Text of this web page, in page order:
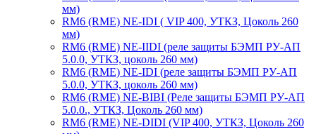
мм)
RM6 (RME) NE-IDI ( VIP 400, УТКЗ, Цоколь 260
мм)
RM6 (RME) NE-IIDI (реле защиты БЭМП РУ-АП
5.0.0, УТКЗ, цоколь 260 мм)
RM6 (RME) NE-IDI (реле защиты БЭМП РУ-АП
5.0.0, УТКЗ, цоколь 260 мм)
RM6 (RME) NE-BIBI (Реле защиты БЭМП РУ-АП
5.0.0., УТКЗ, Цоколь 260 мм)
RM6 (RME) NE-DIDI (VIP 400, УТКЗ, Цоколь 260